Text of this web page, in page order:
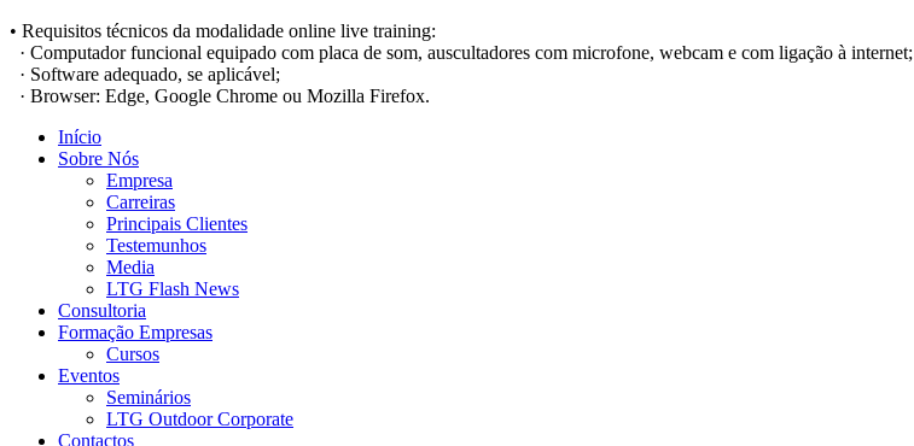
• Requisitos técnicos da modalidade online live training:
· Computador funcional equipado com placa de som, auscultadores com microfone, webcam e com ligação à internet;
· Software adequado, se aplicável;
· Browser: Edge, Google Chrome ou Mozilla Firefox.
Início
Sobre Nós
Empresa
Carreiras
Principais Clientes
Testemunhos
Media
LTG Flash News
Consultoria
Formação Empresas
Cursos
Eventos
Seminários
LTG Outdoor Corporate
Contactos